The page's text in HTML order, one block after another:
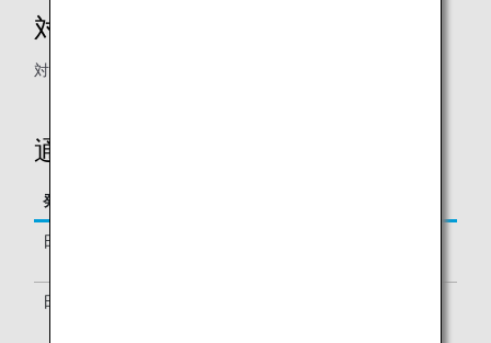
対象旅客
対象便をご利用の全旅客
通知が必要な旅客情報
発着地
日本発 米国行き
日本発 米国行き以外